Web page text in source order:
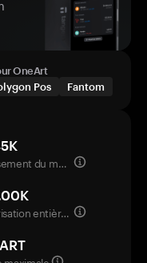
OneArt
Pos Fantom
Classement du marché
Valorisation entièrement diluée